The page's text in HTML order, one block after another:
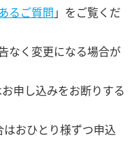
るご質問 」をご覧くだ
なく変更になる場合が
申し込みをお断りする
おひとり様ずつ申込